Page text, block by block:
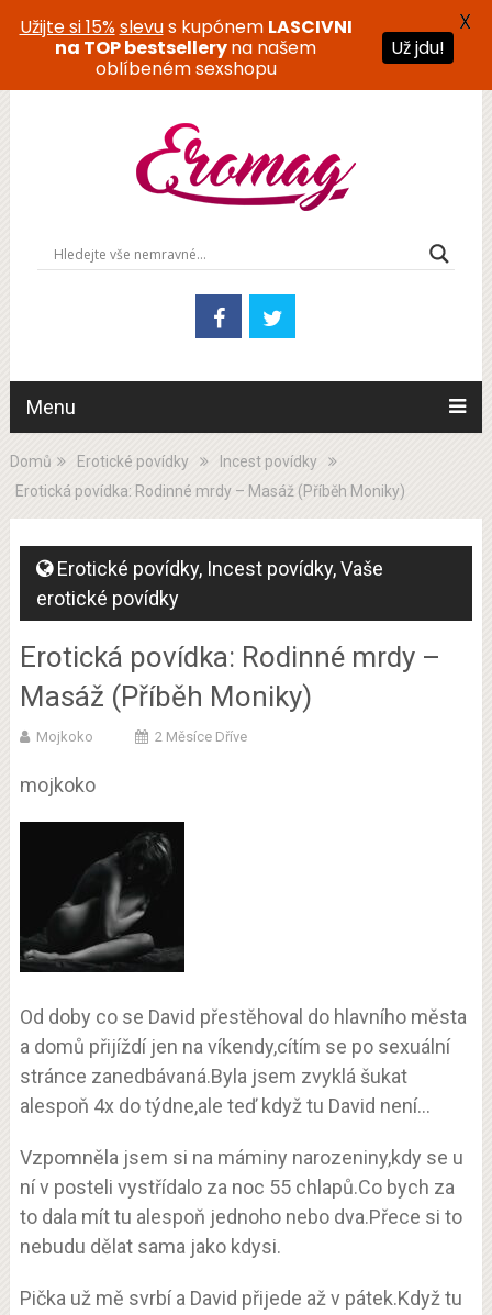
Menu
Domů Erotické povídky
Incest povídky
Erotická povídka: Rodinné mrdy – Masáž (Příběh Moniky)
Erotické povídky, Incest povídky,Vaše
erotické povídky
Erotická povídka: Rodinné mrdy –
Masáž (Příběh Moniky)
Mojkoko 2 Měsíce Dříve
mojkoko
Od doby co se David přestěhoval do hlavního města
a domů přijíždí jen na víkendy,cítím se po sexuální
stránce zanedbávaná.Byla jsem zvyklá šukat
alespoň 4x do týdne,ale teď když tu David není…
Vzpomněla jsem si na máminy narozeniny,kdy se u
ní v posteli vystřídalo za noc 55 chlapů.Co bych za
to dala mít tu alespoň jednoho nebo dva.Přece si to
nebudu dělat sama jako kdysi.
Pička už mě svrbí a David přijede až v pátek.Když tu
Užijte si 15%slevus kupónem LASCIVNI
na TOP bestselleryna našem
oblíbeném sexshopu
Už jdu!
X